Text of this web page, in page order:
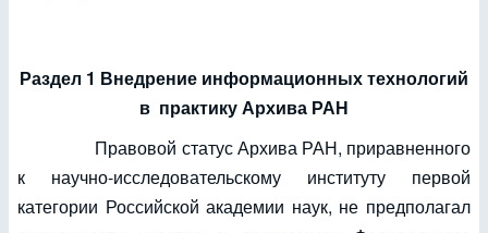
Раздел 1 Внедрение информационных технологий
в практику Архива РАН
Правовой статус Архива РАН, приравненного
к научно-исследовательскому институту первой
категории Российской академии наук, не предполагал